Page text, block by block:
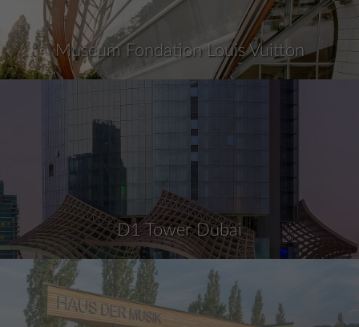
Museum Fondation Louis Vuitton
D1 Tower Dubai